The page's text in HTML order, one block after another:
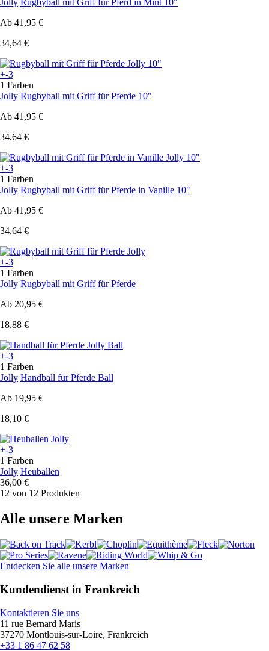
Jolly Rugbyball mit Griff für Pferd in Mint 10"
Ab 41,95 €
34,64 €
+-3
1 Farben
Jolly Rugbyball mit Griff für Pferde 10"
Ab 41,95 €
34,64 €
+-3
1 Farben
Jolly Rugbyball mit Griff für Pferde in Vanille 10"
Ab 41,95 €
34,64 €
+-3
1 Farben
Jolly Rugbyball mit Griff für Pferde
Ab 20,95 €
18,88 €
+-3
1 Farben
Jolly Handball für Pferde Ball
Ab 19,95 €
18,10 €
+-3
1 Farben
Jolly Heuballen
36,00 €
12 von 12 Produkten
Alle unsere Marken
Entdecken Sie alle unsere Marken
Kundendienst in Frankreich
Kontaktieren Sie uns
11 rue Bernard Maris
37270 Montlouis-sur-Loire, Frankreich
+33 1 86 47 62 58